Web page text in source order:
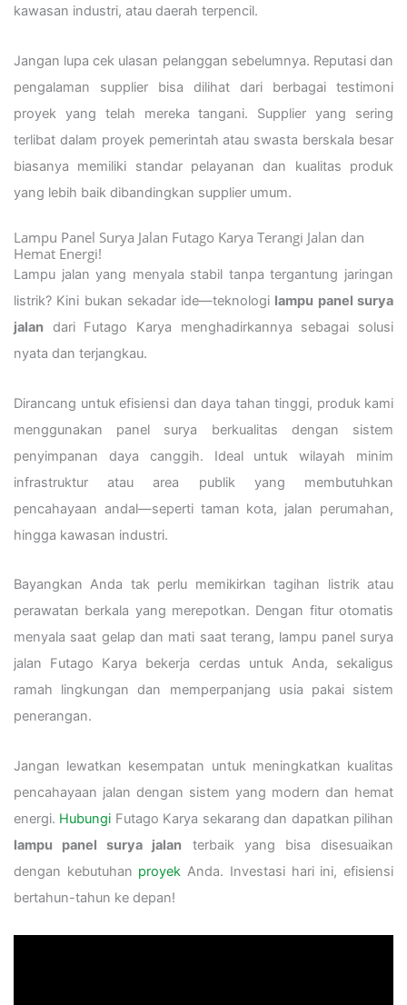
kawasan industri, atau daerah terpencil.
Jangan lupa cek ulasan pelanggan sebelumnya. Reputasi dan
pengalaman supplier bisa dilihat dari berbagai testimoni
proyek yang telah mereka tangani. Supplier yang sering
terlibat dalam proyek pemerintah atau swasta berskala besar
biasanya memiliki standar pelayanan dan kualitas produk
yang lebih baik dibandingkan supplier umum.
Lampu Panel Surya Jalan Futago Karya Terangi Jalan dan
Hemat Energi!
Lampu jalan yang menyala stabil tanpa tergantung jaringan
listrik? Kini bukan sekadar ide—teknologi lampu panel surya
jalan dari Futago Karya menghadirkannya sebagai solusi
nyata dan terjangkau.
Dirancang untuk efisiensi dan daya tahan tinggi, produk kami
menggunakan panel surya berkualitas dengan sistem
penyimpanan daya canggih. Ideal untuk wilayah minim
infrastruktur atau area publik yang membutuhkan
pencahayaan andal—seperti taman kota, jalan perumahan,
hingga kawasan industri.
Bayangkan Anda tak perlu memikirkan tagihan listrik atau
perawatan berkala yang merepotkan. Dengan fitur otomatis
menyala saat gelap dan mati saat terang, lampu panel surya
jalan Futago Karya bekerja cerdas untuk Anda, sekaligus
ramah lingkungan dan memperpanjang usia pakai sistem
penerangan.
Jangan lewatkan kesempatan untuk meningkatkan kualitas
pencahayaan jalan dengan sistem yang modern dan hemat
energi. Hubungi Futago Karya sekarang dan dapatkan pilihan
lampu panel surya jalan terbaik yang bisa disesuaikan
dengan kebutuhan proyek Anda. Investasi hari ini, efisiensi
bertahun-tahun ke depan!